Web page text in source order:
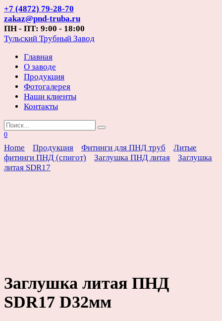
Перейти
к
содержанию
+7 (4872) 79-28-70
zakaz@pnd-truba.ru
ПН - ПТ: 9:00 - 18:00
Тульский Трубный Завод
Главная
О заводе
Продукция
Фотогалерея
Наши клиенты
Контакты
Search
for:
0
Home Продукция Фитинги для ПНД труб
Литые
фитинги ПНД (спигот)
Заглушка ПНД литая
Заглушка
литая SDR17
Заглушка литая ПНД
SDR17 D32мм